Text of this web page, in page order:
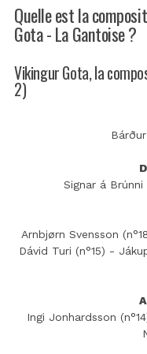
Quelle est la
Gota - La Gantoise ?
Vikingur Gota, la
2)
Signar á
Arnbjørn Svensson
Dávid Turi (n°15) -
Ingi Jonhardsson